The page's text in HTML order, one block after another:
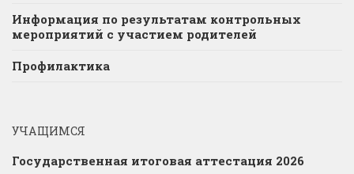
Информация по результатам контрольных
мероприятий с участием родителей
Профилактика
УЧАЩИМСЯ
Государственная итоговая аттестация 2026